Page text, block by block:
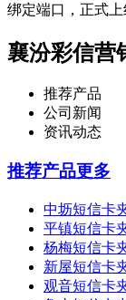
绑定端口，正式上
襄汾彩信营
推荐产品
公司新闻
资讯动态
推荐产品更多
中坜短信卡
平镇短信卡
杨梅短信卡
新屋短信卡
观音短信卡